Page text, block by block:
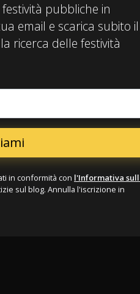
pubbliche in
email e scarica subito il
ricerca delle festività
in conformità con l'Informativa
sul blog. Annulla l'iscrizione in